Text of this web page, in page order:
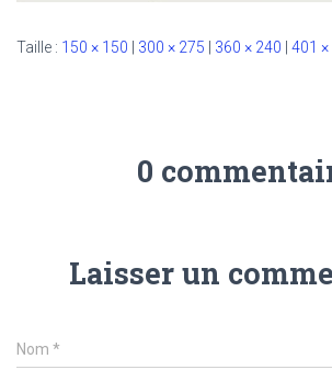
Taille : 150 × 150 300 × 275 360 × 240 401
0
Laisser un
Nom *